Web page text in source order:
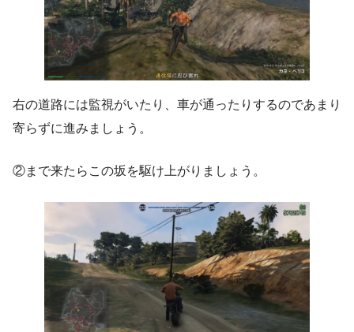
右の道路には監視がいたり、車が通ったりするのであまり
寄らずに進みましょう。
②まで来たらこの坂を駆け上がりましょう。